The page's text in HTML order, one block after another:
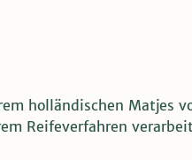
holländischen Matjes
Reifeverfahren